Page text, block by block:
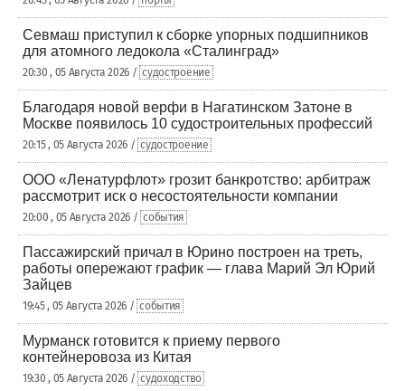
Севмаш приступил к сборке упорных подшипников
для атомного ледокола «Сталинград»
20:30 , 05 Августа 2026 / судостроение
Благодаря новой верфи в Нагатинском Затоне в
Москве появилось 10 судостроительных профессий
20:15 , 05 Августа 2026 / судостроение
ООО «Ленатурфлот» грозит банкротство: арбитраж
рассмотрит иск о несостоятельности компании
20:00 , 05 Августа 2026 / события
Пассажирский причал в Юрино построен на треть,
работы опережают график — глава Марий Эл Юрий
Зайцев
19:45 , 05 Августа 2026 / события
Мурманск готовится к приему первого
контейнеровоза из Китая
19:30 , 05 Августа 2026 / судоходство